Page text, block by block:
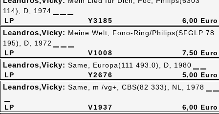
Y3185
LP
114), D, 1974
6,00 Euro
V1008
LP
Leandros,Vicky: Meine Welt, Fono-Ring/Philips(SFGLP 78
195), D, 1972
7,50 Euro
Y2676
LP
Leandros,Vicky: Same, Europa(111 493.0), D, 1980
5,00 Euro
V1937
LP
Leandros,Vicky: Same, m /vg+, CBS(82 333), NL, 1978
6,00 Euro